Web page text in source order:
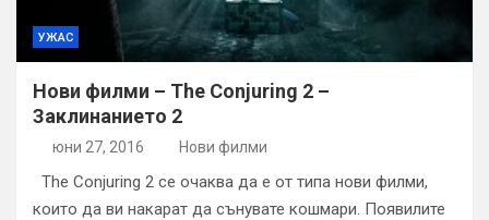
УЖАС
Нови филми – The Conjuring 2 –
Заклинанието 2
юни 27, 2016 Нови филми
The Conjuring 2 се очаква да е от типа нови филми,
които да ви накарат да сънувате кошмари. Появилите